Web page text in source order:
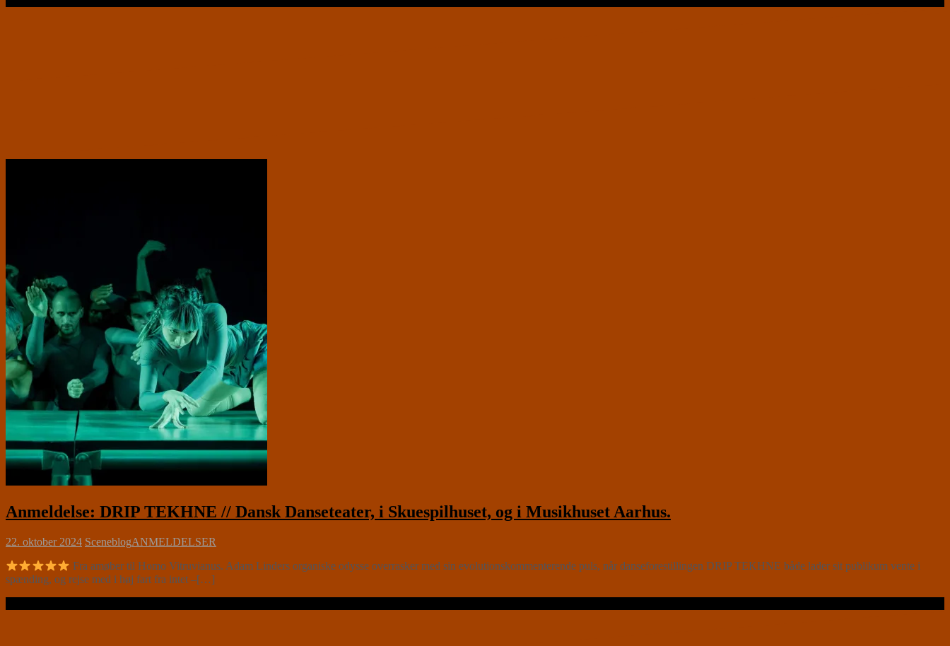
Anmeldelse: DRIP TEKHNE // Dansk Danseteater, i Skuespilhuset, og i Musikhuset Aarhus.
22. oktober 2024 SceneblogANMELDELSER
Fra amøber til Homo Vitruvianus. Adam Linders organiske odysse overrasker med sin evolutionskommenterende puls, når danseforestillingen DRIP TEKHNE både lader sit publikum vente i
spænding, og rejse med i høj fart fra intet –[…]